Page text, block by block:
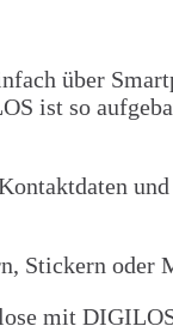
über
ist so
Stickern oder
mit